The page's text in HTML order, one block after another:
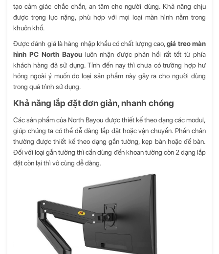
tạo cảm giác chắc chắn, an tâm cho người dùng. Khả năng chịu
được trọng lực nặng, phù hợp với mọi loại màn hình nằm trong
khuôn khổ.
Được đánh giá là hàng nhập khẩu có chất lượng cao,giá treo màn
hình PC North Bayouluôn nhận được phản hồi rất tốt từ phía
khách hàng đã sử dụng. Tính đến nay thì chưa có trường hợp hư
hỏng ngoài ý muốn do loại sản phẩm này gây ra cho người dùng
trong quá trình sử dụng.
Khả năng lắp đặt đơn giản, nhanh chóng
Các sản phẩm của North Bayou được thiết kế theo dạng các modul,
giúp chúng ta có thể dễ dàng lắp đặt hoặc vận chuyển. Phần chân
thường được thiết kế theo dạng gắn tường, kẹp bàn hoặc để bàn.
Đối với loại gắn tường thì cần dùng đến khoan tường còn 2 dạng lắp
đặt còn lại thì vô cùng dễ dàng.